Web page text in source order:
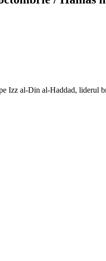
Izz al-Din al-Haddad, liderul